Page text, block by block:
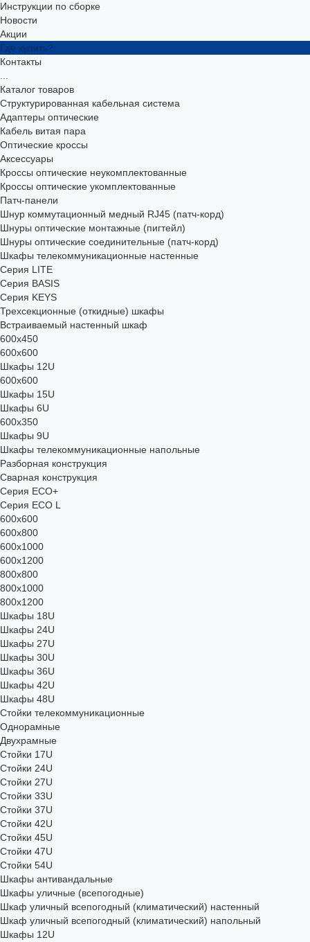
Инструкции по сборке
Новости
Акции
Где купить?
Контакты
...
Каталог товаров
Структурированная кабельная система
Адаптеры оптические
Кабель витая пара
Оптические кроссы
Аксессуары
Кроссы оптические неукомплектованные
Кроссы оптические укомплектованные
Патч-панели
Шнур коммутационный медный RJ45 (патч-корд)
Шнуры оптические монтажные (пигтейл)
Шнуры оптические соединительные (патч-корд)
Шкафы телекоммуникационные настенные
Cерия LITE
Cерия BASIS
Cерия KEYS
Трехсекционные (откидные) шкафы
Встраиваемый настенный шкаф
600x450
600x600
Шкафы 12U
600x600
Шкафы 15U
Шкафы 6U
600x350
Шкафы 9U
Шкафы телекоммуникационные напольные
Разборная конструкция
Сварная конструкция
Серия ECO+
Серия ECO L
600x600
600x800
600х1000
600х1200
800x800
800х1000
800х1200
Шкафы 18U
Шкафы 24U
Шкафы 27U
Шкафы 30U
Шкафы 36U
Шкафы 42U
Шкафы 48U
Стойки телекоммуникационные
Однорамные
Двухрамные
Стойки 17U
Стойки 24U
Стойки 27U
Стойки 33U
Стойки 37U
Стойки 42U
Стойки 45U
Стойки 47U
Стойки 54U
Шкафы антивандальные
Шкафы уличные (всепогодные)
Шкаф уличный всепогодный (климатический) настенный
Шкаф уличный всепогодный (климатический) напольный
Шкафы 12U